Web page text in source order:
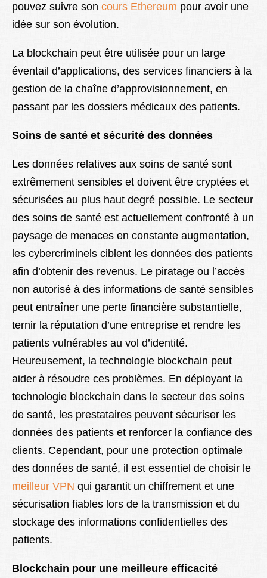
pouvez suivre son cours Ethereum pour avoir une
idée sur son évolution.
La blockchain peut être utilisée pour un large
éventail d’applications, des services financiers à la
gestion de la chaîne d’approvisionnement, en
passant par les dossiers médicaux des patients.
Soins de santé et sécurité des données
Les données relatives aux soins de santé sont
extrêmement sensibles et doivent être cryptées et
sécurisées au plus haut degré possible. Le secteur
des soins de santé est actuellement confronté à un
paysage de menaces en constante augmentation,
les cybercriminels ciblent les données des patients
afin d’obtenir des revenus. Le piratage ou l’accès
non autorisé à des informations de santé sensibles
peut entraîner une perte financière substantielle,
ternir la réputation d’une entreprise et rendre les
patients vulnérables au vol d’identité.
Heureusement, la technologie blockchain peut
aider à résoudre ces problèmes. En déployant la
technologie blockchain dans le secteur des soins
de santé, les prestataires peuvent sécuriser les
données des patients et renforcer la confiance des
clients. Cependant, pour une protection optimale
des données de santé, il est essentiel de choisir le
meilleur VPN qui garantit un chiffrement et une
sécurisation fiables lors de la transmission et du
stockage des informations confidentielles des
patients.
Blockchain pour une meilleure efficacité